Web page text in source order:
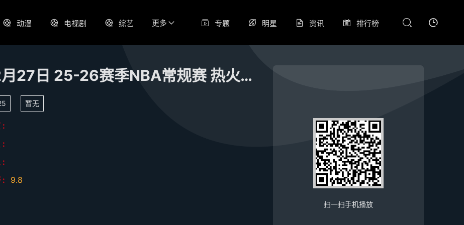
动漫 电视剧 综艺 更多 专题 明星 资讯 排行榜
12月27日 25-26赛季NBA常规赛 热火VS老鹰
暂无
:
:
:
:
9.8
扫一扫手机播放